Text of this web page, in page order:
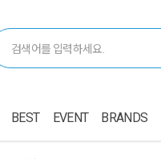
BEST EVENT BRANDS